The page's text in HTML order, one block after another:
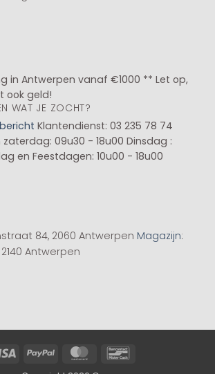
in Antwerpen vanaf €1000 ** Let op,
ook geld!
WAT JE ZOCHT?
Klantendienst: 03 235 78 74
09u30 - 18u00 Dinsdag :
en Feestdagen: 10u00 - 18u00
84, 2060 Antwerpen Magazijn:
Antwerpen
Visa PayPal MasterCard